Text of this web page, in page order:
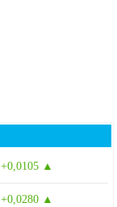
+0,0105 ▲
+0,0280 ▲